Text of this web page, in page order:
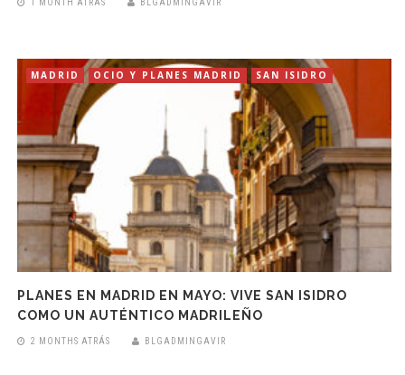
1 MONTH ATRÁS BLGADMINGAVIR
MADRID OCIO Y PLANES MADRID SAN ISIDRO
PLANES EN MADRID EN MAYO: VIVE SAN ISIDRO
COMO UN AUTÉNTICO MADRILEÑO
2 MONTHS ATRÁS BLGADMINGAVIR